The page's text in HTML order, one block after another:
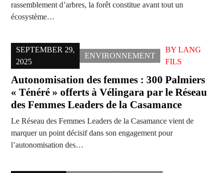
rassemblement d’arbres, la forêt constitue avant tout un
écosystème…
SEPTEMBER 29,
2025
ENVIRONNEMENT
BYLANG
FILS
Autonomisation des femmes : 300 Palmiers
« Ténéré » offerts à Vélingara par le Réseau
des Femmes Leaders de la Casamance
Le Réseau des Femmes Leaders de la Casamance vient de
marquer un point décisif dans son engagement pour
l’autonomisation des…